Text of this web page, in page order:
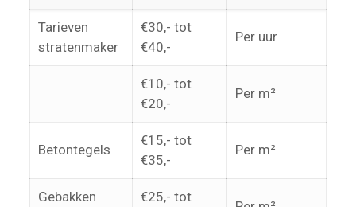
Tarieven
stratenmaker
€30,- tot
€40,-
Per uur
€10,- tot
€20,-
Per m²
Betontegels
€15,- tot
€35,-
Per m²
Gebakken
€25,- tot